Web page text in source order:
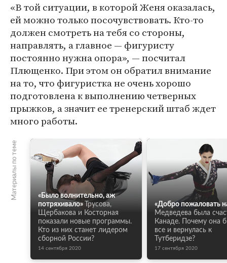
«В той ситуации, в которой Женя оказалась,
ей можно только посочувствовать. Кто-то
должен смотреть на тебя со стороны,
направлять, а главное — фигуристу
постоянно нужна опора», — посчитал
Плющенко. При этом он обратил внимание
на то, что фигуристка не очень хорошо
подготовлена к выполнению четверных
прыжков, а значит ее тренерский штаб ждет
много работы.
Материалы по теме
«Было волнительно, аж
потряхивало» Трусова,
Щербакова и Косторная
показали новые программы.
Кто из них станет лидером
сборной России?
14 сентября 2020
«Добро пожаловать
Медведева была
Канаде. Почему она
все и вернулась к
Тутберидзе?
17 сентября 2020